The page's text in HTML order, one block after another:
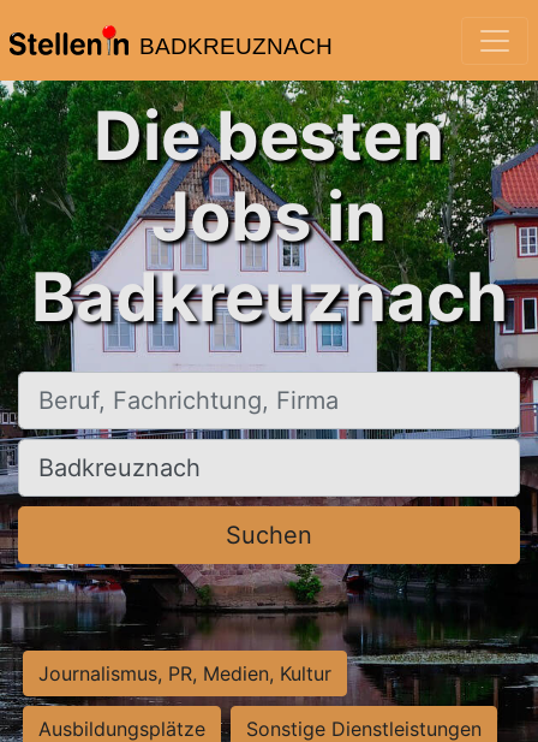
BADKREUZNACH
Die besten
Jobs in
Badkreuznach
Beruf, Fachrichtung, Firma
Ort, Stadt
Suchen
Journalismus, PR, Medien, Kultur
Ausbildungsplätze Sonstige Dienstleistungen